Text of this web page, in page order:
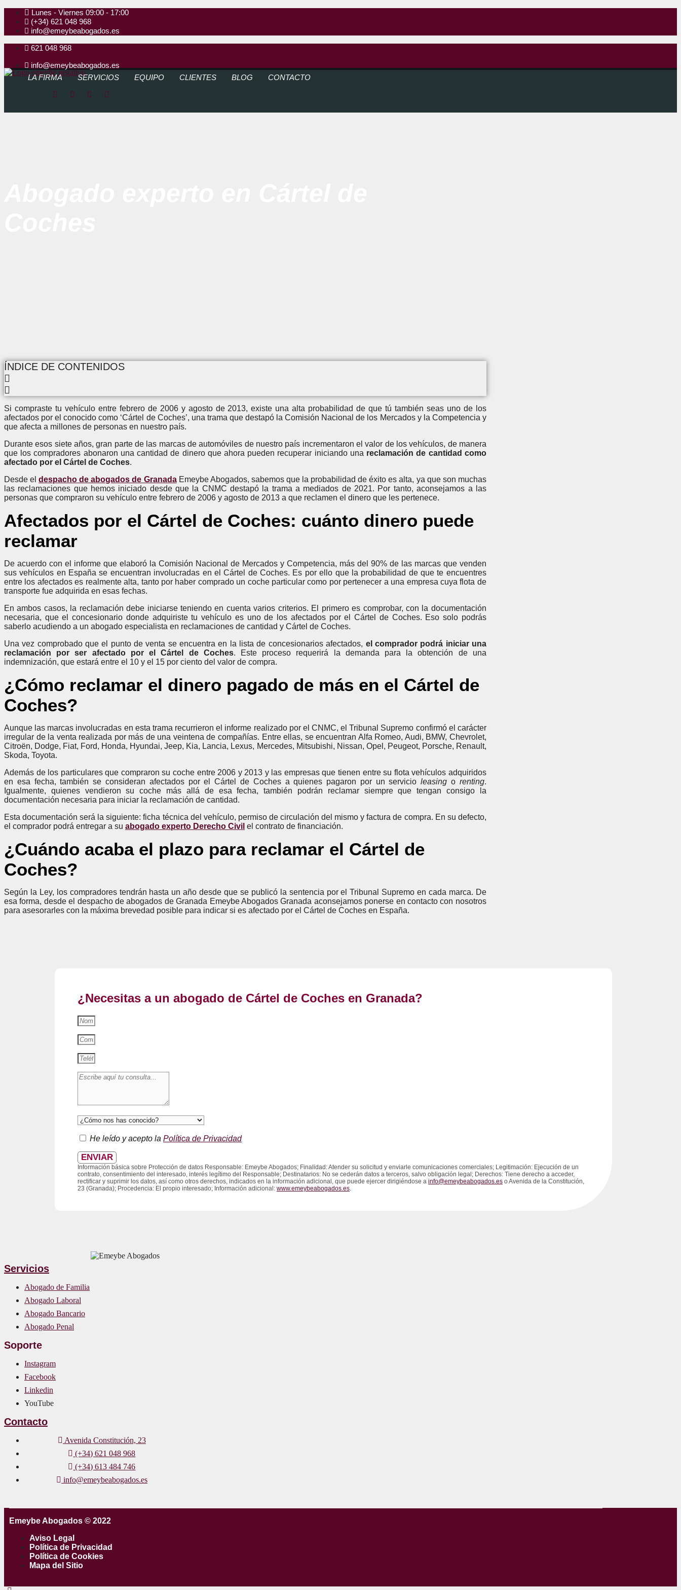
Lunes - Viernes 09:00 - 17:00
(+34) 621 048 968
info@emeybeabogados.es
621 048 968
info@emeybeabogados.es
LA FIRMA
SERVICIOS EQUIPO CLIENTES BLOG CONTACTO
ÍNDICE DE CONTENIDOS
Si compraste tu vehículo entre febrero de 2006 y agosto de 2013, existe una alta probabilidad de que tú también seas uno de los
afectados por el conocido como ‘Cártel de Coches’, una trama que destapó la Comisión Nacional de los Mercados y la Competencia y
que afecta a millones de personas en nuestro país.
Durante esos siete años, gran parte de las marcas de automóviles de nuestro país incrementaron el valor de los vehículos, de manera
que los compradores abonaron una cantidad de dinero que ahora pueden recuperar iniciando una reclamación de cantidad como
afectado por el Cártel de Coches.
Desde eldespacho de abogados de GranadaEmeybe Abogados, sabemos que la probabilidad de éxito es alta, ya que son muchas
las reclamaciones que hemos iniciado desde que la CNMC destapó la trama a mediados de 2021. Por tanto, aconsejamos a las
personas que compraron su vehículo entre febrero de 2006 y agosto de 2013 a que reclamen el dinero que les pertenece.
Afectados por el Cártel de Coches: cuánto dinero puede
reclamar
De acuerdo con el informe que elaboró la Comisión Nacional de Mercados y Competencia, más del 90% de las marcas que venden
sus vehículos en España se encuentran involucradas en el Cártel de Coches. Es por ello que la probabilidad de que te encuentres
entre los afectados es realmente alta, tanto por haber comprado un coche particular como por pertenecer a una empresa cuya flota de
transporte fue adquirida en esas fechas.
En ambos casos, la reclamación debe iniciarse teniendo en cuenta varios criterios. El primero es comprobar, con la documentación
necesaria, que el concesionario donde adquiriste tu vehículo es uno de los afectados por el Cártel de Coches. Eso solo podrás
saberlo acudiendo a un abogado especialista en reclamaciones de cantidad y Cártel de Coches.
Una vez comprobado que el punto de venta se encuentra en la lista de concesionarios afectados, el comprador podrá iniciar una
reclamación por ser afectado por el Cártel de Coches. Este proceso requerirá la demanda para la obtención de una
indemnización, que estará entre el 10 y el 15 por ciento del valor de compra.
¿Cómo reclamar el dinero pagado de más en el Cártel de
Coches?
Aunque las marcas involucradas en esta trama recurrieron el informe realizado por el CNMC, el Tribunal Supremo confirmó el carácter
irregular de la venta realizada por más de una veintena de compañías. Entre ellas, se encuentran Alfa Romeo, Audi, BMW, Chevrolet,
Citroën, Dodge, Fiat, Ford, Honda, Hyundai, Jeep, Kia, Lancia, Lexus, Mercedes, Mitsubishi, Nissan, Opel, Peugeot, Porsche, Renault,
Skoda, Toyota.
Además de los particulares que compraron su coche entre 2006 y 2013 y las empresas que tienen entre su flota vehículos adquiridos
en esa fecha, también se consideran afectados por el Cártel de Coches a quienes pagaron por un servicioleasing o renting.
Igualmente, quienes vendieron su coche más allá de esa fecha, también podrán reclamar siempre que tengan consigo la
documentación necesaria para iniciar la reclamación de cantidad.
Esta documentación será la siguiente: ficha técnica del vehículo, permiso de circulación del mismo y factura de compra. En su defecto,
el comprador podrá entregar a su abogado experto Derecho Civil el contrato de financiación.
¿Cuándo acaba el plazo para reclamar el Cártel de
Coches?
Según la Ley, los compradores tendrán hasta un año desde que se publicó la sentencia por el Tribunal Supremo en cada marca. De
esa forma, desde el despacho de abogados de Granada Emeybe Abogados Granada aconsejamos ponerse en contacto con nosotros
para asesorarles con la máxima brevedad posible para indicar si es afectado por el Cártel de Coches en España.
¿Necesitas a un abogado de Cártel de Coches en Granada?
He leído y acepto la Política de Privacidad
ENVIAR
Información básica sobre Protección de datos Responsable: Emeybe Abogados; Finalidad: Atender su solicitud y enviarle comunicaciones comerciales; Legitimación: Ejecución de un
contrato, consentimiento del interesado, interés legítimo del Responsable; Destinatarios: No se cederán datos a terceros, salvo obligación legal; Derechos: Tiene derecho a acceder,
rectificar y suprimir los datos, así como otros derechos, indicados en la información adicional, que puede ejercer dirigiéndose a info@emeybeabogados.es o Avenida de la Constitución,
23 (Granada); Procedencia: El propio interesado; Información adicional: www.emeybeabogados.es.
Servicios
Abogado de Familia
Abogado Laboral
Abogado Bancario
Abogado Penal
Soporte
Instagram
Facebook
Linkedin
YouTube
Contacto
Avenida Constitución, 23
(+34) 621 048 968
(+34) 613 484 746
info@emeybeabogados.es
Emeybe Abogados © 2022
Aviso Legal
Política de Privacidad
Política de Cookies
Mapa del Sitio